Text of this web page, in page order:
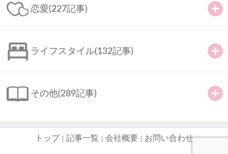
恋愛(227記事)
ライフスタイル(132記事)
その他(289記事)
トップ 記事一覧 会社概要 お問い合わせ